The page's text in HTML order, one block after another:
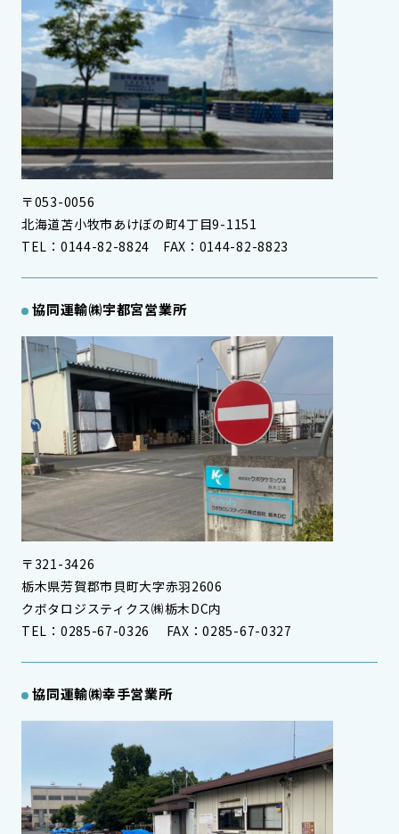
〒053-0056
北海道苫小牧市あけぼの町4丁目9-1151
TEL：0144-82-8824 FAX：0144-82-8823
協同運輸㈱宇都宮営業所
〒321-3426
栃木県芳賀郡市貝町大字赤羽2606
クボタロジスティクス㈱栃木DC内
TEL：0285-67-0326 FAX：0285-67-0327
協同運輸㈱幸手営業所